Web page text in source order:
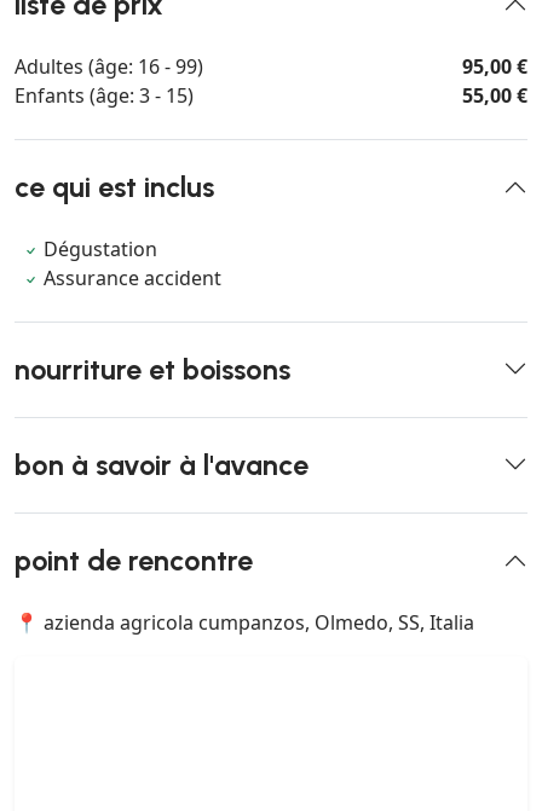
Adultes (âge: 16 - 99)
95,00 €
Enfants (âge: 3 - 15)
55,00 €
ce qui est inclus
Dégustation
Assurance accident
nourriture et boissons
bon à savoir à l'avance
point de rencontre
📍 azienda agricola cumpanzos, Olmedo, SS, Italia